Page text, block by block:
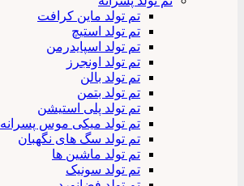
تم تولد ماین کرافت
تم تولد استیچ
تم تولد اسپایدرمن
تم تولد اونجرز
تم تولد بالن
تم تولد بتمن
تم تولد پلی استیشن
تم تولد میکی موس پسرانه
تم تولد سگ های نگهبان
تم تولد ماشین ها
تم تولد سونیک